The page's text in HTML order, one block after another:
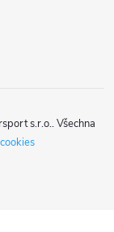
s.r.o.. Všechna